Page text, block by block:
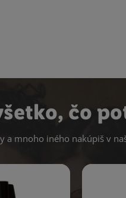
čo
a mnoho iného nakúpiš v